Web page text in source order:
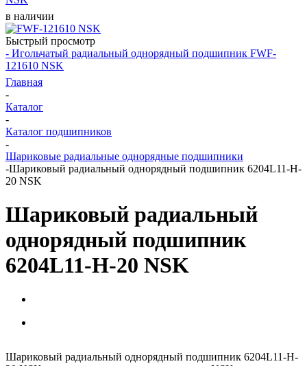
в наличии
Быстрый просмотр
- Игольчатый радиальный однорядный подшипник FWF-
121610 NSK
Главная
-
Каталог
-
Каталог подшипников
-
Шариковые радиальные однорядные подшипники
-Шариковый радиальный однорядный подшипник 6204L11-H-
20 NSK
Шариковый радиальный
однорядный подшипник
6204L11-H-20 NSK
Шариковый радиальный однорядный подшипник 6204L11-H-